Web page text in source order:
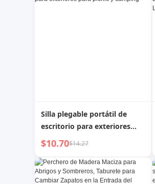
Silla plegable portátil de
escritorio para exteriores
para picnic y camping
$10.70$14.27